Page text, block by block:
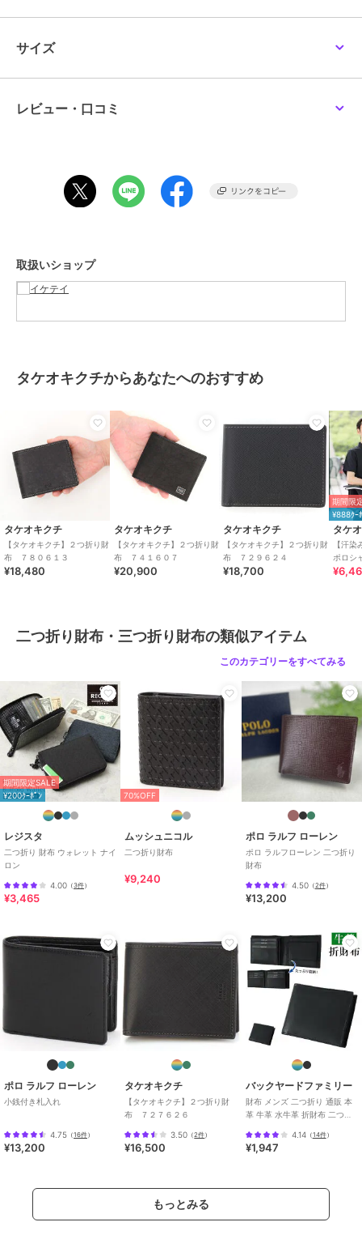
●カード段×4
●フリーポケット×3
●札入れ内カードポケット×2
#タケオキクチ#TAKEOKIKUCHI#ﾀｹｵｷｸﾁ＃TAKEO KIKUCHI#TK
お届けする商品についているタグが旧価格の場合がございますが
現在表示されているサイト表示価格が正しい販売価格です。
イケテイ
商品カテゴリ 財布・ポーチ・ケース ／
り財布・三つ折り財布
性別タイプ
メンズ
財布・ポーチ・ケース
／
カラー クロ、チョコ、キャメル
サイズ **
特徴
財布・ポーチ・ケース
二つ折り財布・三つ折り財布
本革 /無地/かぶせ式
スナッ
プ式
サイズ
レビュー・口コミ
取扱いショップ
タケオキクチからあなたへのおすすめ
タケオキクチ
【タケオキクチ】２つ折り財
布 ７８０６１３
¥18,480
タケオキクチ
【タケオキクチ】２つ折り財
布 ７４１６０７
¥20,900
タケオキクチ
【タケオキクチ】２つ折り財
布 ７２９６２４
¥18,700
期間限
¥888ｸｰ
タケ
【汗
ポロシ
二つ折り財布・三つ折り財布の類似アイテム
このカテゴリーをすべてみる
期間限定SALE
¥200ｸｰﾎﾟﾝ
レジスタ
二つ折り 財布 ウォレット ナイ
ロン
4.00 （3件）
¥3,465
70%OFF
ムッシュニコル
二つ折り財布
¥9,240
ポロ ラルフ ローレン
ポロ ラルフローレン 二つ折り
財布
4.50（2件）
¥13,200
ポロ ラルフ ローレン
小銭付き札入れ
4.75 （16件）
¥13,200
タケオキクチ
【タケオキクチ】２つ折り財
布 ７２７６２６
3.50 （2件）
¥16,500
バックヤードファミリー
財布 メンズ 二つ折り 通販 本
革 牛革 水牛革 折財布 二つ折
シン
4.14 （14件）
¥1,947
もっとみる